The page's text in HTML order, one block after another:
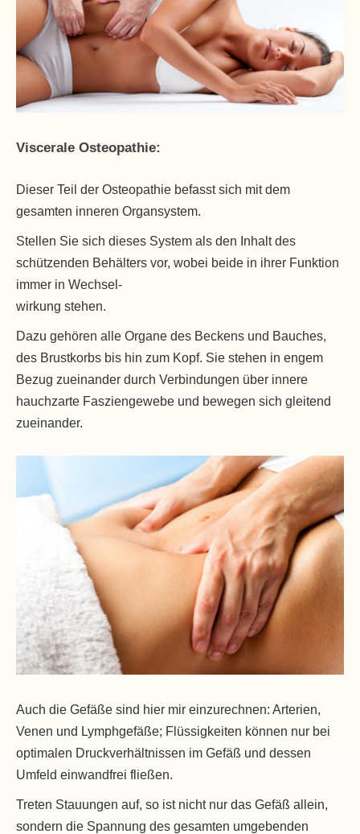
Viscerale Osteopathie:
Dieser Teil der Osteopathie befasst sich mit dem
gesamten inneren Organsystem.
Stellen Sie sich dieses System als den Inhalt des
schützenden Behälters vor, wobei beide in ihrer Funktion
immer in Wechsel-
wirkung stehen.
Dazu gehören alle Organe des Beckens und Bauches,
des Brustkorbs bis hin zum Kopf. Sie stehen in engem
Bezug zueinander durch Verbindungen über innere
hauchzarte Fasziengewebe und bewegen sich gleitend
zueinander.
Auch die Gefäße sind hier mir einzurechnen: Arterien,
Venen und Lymphgefäße; Flüssigkeiten können nur bei
optimalen Druckverhältnissen im Gefäß und dessen
Umfeld einwandfrei fließen.
Treten Stauungen auf, so ist nicht nur das Gefäß allein,
sondern die Spannung des gesamten umgebenden